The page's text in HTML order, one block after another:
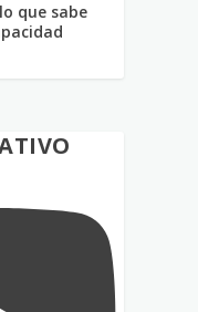
que sabe